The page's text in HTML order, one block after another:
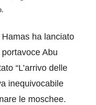
ha lanciato
portavoce Abu
“L’arrivo delle
inequivocabile
le moschee.